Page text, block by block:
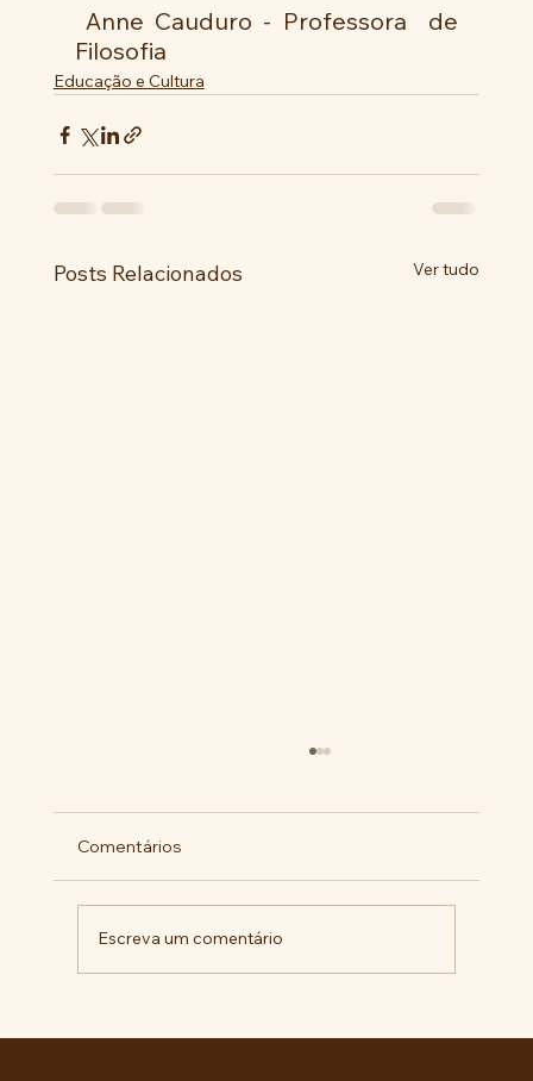
Anne Cauduro - Professora  de
Filosofia
Educação e Cultura
Posts Relacionados Ver tudo
Comentários
Escreva um comentário